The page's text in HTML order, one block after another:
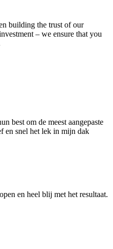
building the trust of our
– we ensure that you
best om de meest aangepaste
en snel het lek in mijn dak
en heel blij met het resultaat.